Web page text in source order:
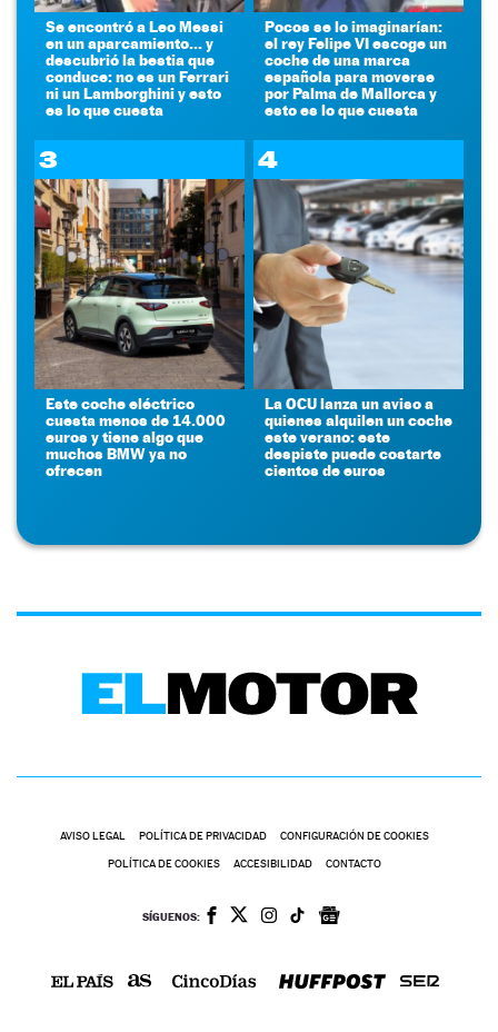
Se encontró a Leo Messi
en un aparcamiento... y
descubrió la bestia que
conduce: no es un Ferrari
ni un Lamborghini y esto
es lo que cuesta
Pocos se lo imaginarían:
el rey Felipe VI escoge un
coche de una marca
española para moverse
por Palma de Mallorca y
esto es lo que cuesta
3
Este coche eléctrico
cuesta menos de 14.000
euros y tiene algo que
muchos BMW ya no
ofrecen
4
La OCU lanza un aviso a
quienes alquilen un coche
este verano: este
despiste puede costarte
cientos de euros
AVISO LEGAL POLÍTICA DE PRIVACIDAD CONFIGURACIÓN DE COOKIES
POLÍTICA DE COOKIES ACCESIBILIDAD CONTACTO
SÍGUENOS: